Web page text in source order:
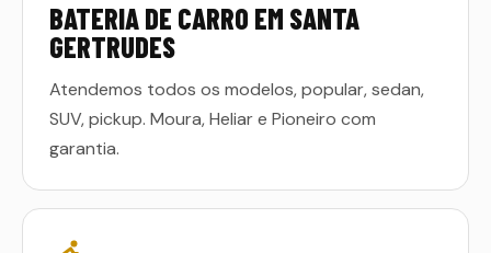
BATERIA DE CARRO EM SANTA
GERTRUDES
Atendemos todos os modelos, popular, sedan,
SUV, pickup. Moura, Heliar e Pioneiro com
garantia.